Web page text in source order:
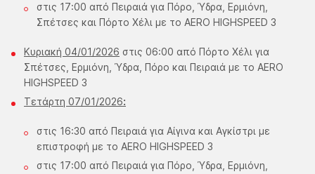
στις 17:00 από Πειραιά για Πόρο, Ύδρα, Ερμιόνη,
Σπέτσες και Πόρτο Χέλι με το AERO HIGHSPEED 3
Κυριακή 04/01/2026 στις 06:00 από Πόρτο Χέλι για
Σπέτσες, Ερμιόνη, Ύδρα, Πόρο και Πειραιά με το AERO
HIGHSPEED 3
Τετάρτη 07/01/2026:
στις 16:30 από Πειραιά για Αίγινα και Αγκίστρι με
επιστροφή με το AERO HIGHSPEED 3
στις 17:00 από Πειραιά για Πόρο, Ύδρα, Ερμιόνη,